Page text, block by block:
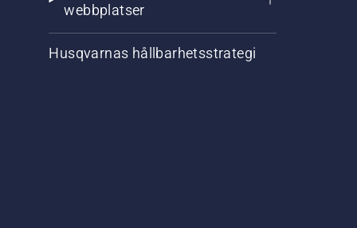
webbplatser
Husqvarnas hållbarhetsstrategi